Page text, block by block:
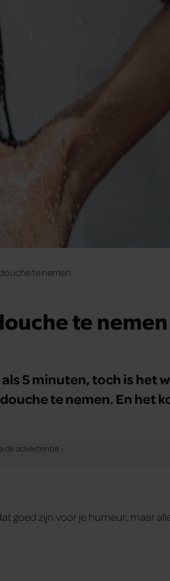
te nemen
te nemen
5 minuten, toch is het
te nemen. En het
goed zijn voor je humeur, maar